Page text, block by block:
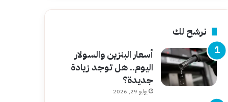
نرشح لك
أسعار البنزين والسولار
اليوم.. هل توجد زيادة
جديدة؟
يوليو 29, 2026